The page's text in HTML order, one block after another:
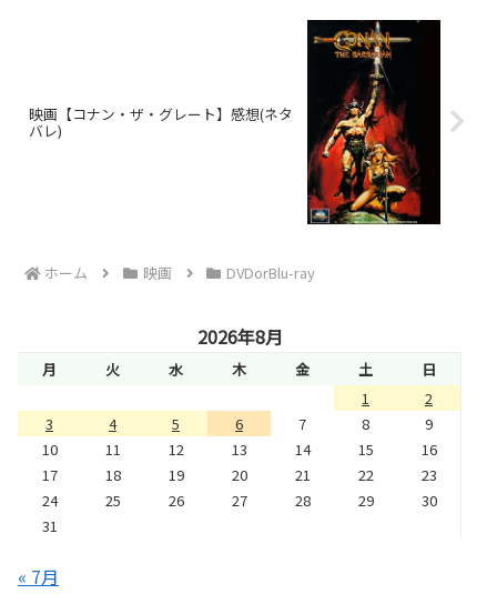
映画【コナン・ザ・グレート】感想(ネタ
バレ)
ホーム 映画 DVDorBlu-ray
2026年8月
月 火 水 木 金 土
日
1
2
3
4 5 6 7 8
9
10
11 12 13 14 15
16
17
18 19 20 21 22
23
24
25 26 27 28 29
30
31
« 7月